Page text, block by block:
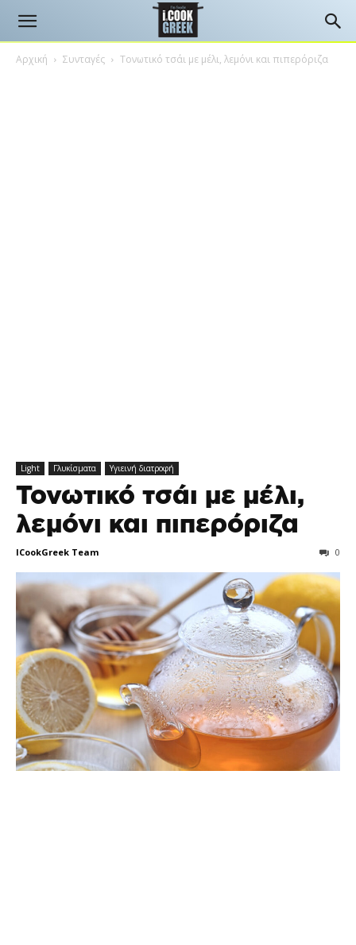
Αρχική Συνταγές Τονωτικό τσάι με μέλι, λεμόνι και πιπερόριζα
Light Γλυκίσματα Υγιεινή διατροφή
Τονωτικό τσάι με μέλι,
λεμόνι και πιπερόριζα
ICookGreek Team 0